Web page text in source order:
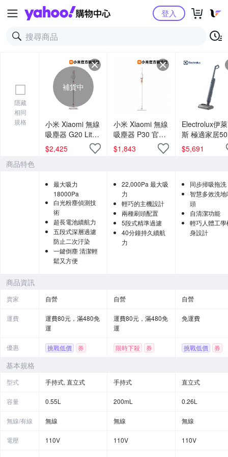
Yahoo購物中心登入
隱藏
相同
規格
補貨中
小米 Xiaomi 無線
吸塵器 G20 Lite
官方旗艦館
$2,425
小米 Xiaomi 無線
吸塵器 P30 官方
旗艦館
$1,843
Electrolux伊
斯 極適家居
系列輕量自清
洗地機
$5,691
商品特色
最大吸力
18000Pa
白光粉塵偵測技
術
超長電池續航力
五段式深層過濾
防止二次汙染
一鍵倒塵 清潔輕
鬆又方便
22,000Pa 最大吸
力
輕巧的主機設計
兩種刷頭配置
5段式精準過濾
40分鐘持久續航
力
同步掃吸拖洗
智慧多效洗地
頭
自清潔功能
輕巧人體工學
身設計
商品資訊
賣家 自營 自營 自營
運費
運費80元，滿480免
運
運費80元，滿480免
運
免運費
優惠 挑戰低價 券 限時下殺 券 挑戰低價 券
基本規格
型式 手持式, 直立式 手持式 直立式
容量 0.55L 200mL 0.26L
無線/有線 無線 無線 無線
電壓 110V 110V 110V